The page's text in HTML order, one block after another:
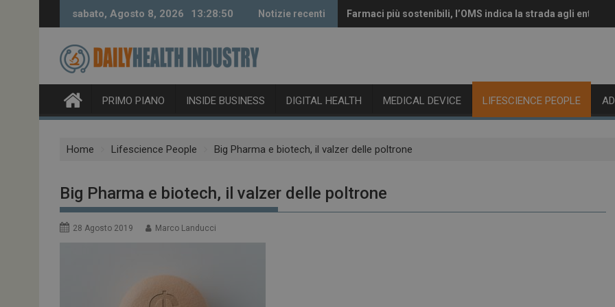
sabato, Agosto 8, 2026 13:28:51 Notizie recenti Farmaci più sostenibili, l’OMS indica la strada agli enti
Vaccini anti-Covid, il CHMP raccomanda l’aggiornamento
PRIMO PIANO INSIDE BUSINESS DIGITAL HEALTH MEDICAL DEVICE LIFESCIENCE PEOPLE
Home Lifescience People Big Pharma e biotech, il valzer delle poltrone
Big Pharma e biotech, il valzer delle poltrone
28 Agosto 2019 Marco Landucci